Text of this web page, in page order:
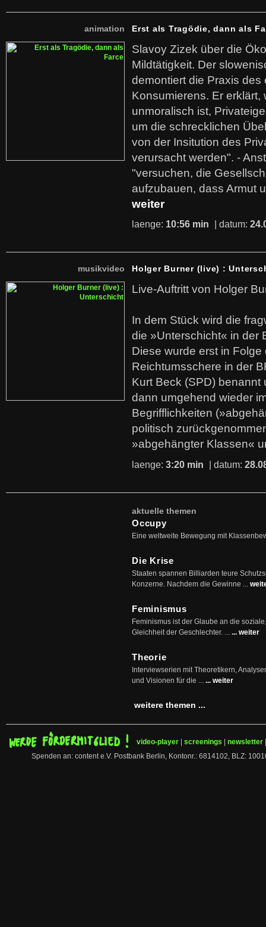
animation Erst als Tragödie, dann als
Slavoy Zizek über die
Mildtätigkeit. Der
demontiert die Praxis des
Konsumierens. Er erklärt,
unmoralisch ist,
um die schrecklichen
von der Insitution des
verursacht werden". -
"versuchen, die
aufzubauen, dass Armut
weiter
laenge: 10:56 min | datum:
musikvideo Holger Burner (live) :
Live-Auftritt von Holger
In dem Stück wird die
die »Unterschicht« in der
Diese wurde erst in
Reichtumsschere in der
Kurt Beck (SPD)
dann umgehend wieder
Begrifflichkeiten
politisch
»abgehängter Klassen«
laenge: 3:20 min | datum:
aktuelle themen
Occupy
Eine weltweite Bewegung mit
Die Krise
Staaten spannen Billiarden teure
Konzerne. Nachdem die Gewinne ...
Feminismus
Feminismus ist der Glaube an die
Gleichheit der Geschlechter. ... ... weiter
Theorie
Interviewserien mit Theoretikern,
und Visionen für die ... ... weiter
weitere themen ...
video-player screenings newsletter
Spenden an: content e.V. Postbank Berlin, Kontonr.: 6814102, BLZ: